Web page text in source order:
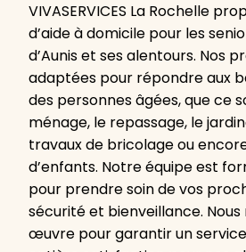
VIVASERVICES La Rochelle
d’aide à domicile pour les
d’Aunis et ses alentours. Nos
adaptées pour répondre aux
des personnes âgées, que ce
ménage, le repassage, le
travaux de bricolage ou
d’enfants. Notre équipe est
pour prendre soin de vos
sécurité et bienveillance.
œuvre pour garantir un